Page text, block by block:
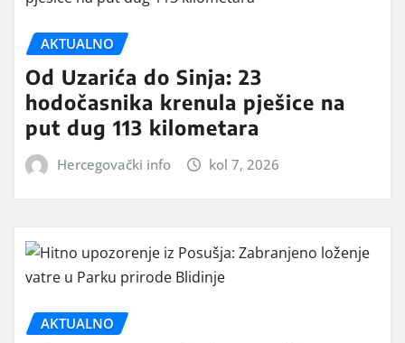
AKTUALNO
Od Uzarića do Sinja: 23
hodočasnika krenula pješice na
put dug 113 kilometara
Hercegovački info kol 7, 2026
AKTUALNO